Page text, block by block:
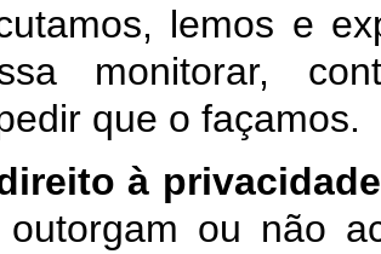
lemos e
monitorar,
que o façamos.
à privacidade
outorgam ou não